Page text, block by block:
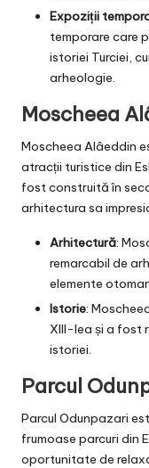
Expoziții
temporare care
istoriei Turciei,
arheologie.
Moscheea
Moscheea Alâeddin
atracții turistice din
fost construită în
arhitectura sa
Arhitectură:
remarcabil de
elemente
Istorie:
XIII-lea și a fost
istoriei.
Parcul
Parcul Odunpazari
frumoase parcuri din
oportunitate de